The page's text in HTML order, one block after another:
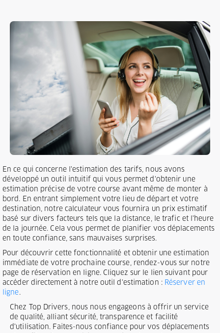
En ce qui concerne l'estimation des tarifs, nous avons
développé un outil intuitif qui vous permet d'obtenir une
estimation précise de votre course avant même de monter à
bord. En entrant simplement votre lieu de départ et votre
destination, notre calculateur vous fournira un prix estimatif
basé sur divers facteurs tels que la distance, le trafic et l'heure
de la journée. Cela vous permet de planifier vos déplacements
en toute confiance, sans mauvaises surprises.
Pour découvrir cette fonctionnalité et obtenir une estimation
immédiate de votre prochaine course, rendez-vous sur notre
page de réservation en ligne. Cliquez sur le lien suivant pour
accéder directement à notre outil d'estimation : Réserver en
ligne.
Chez Top Drivers, nous nous engageons à offrir un service
de qualité, alliant sécurité, transparence et facilité
d'utilisation. Faites-nous confiance pour vos déplacements